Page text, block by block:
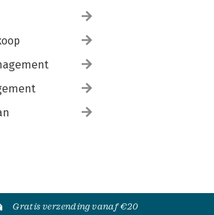
Gratis verzending vanaf €20